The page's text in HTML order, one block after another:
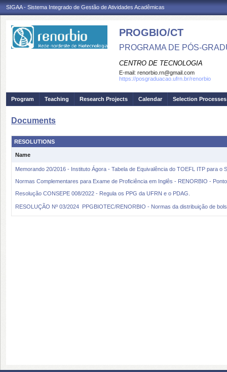
SIGAA - Sistema Integrado de Gestão de Atividades Acadêmicas
PROGBIO/CT
PROGRAMA DE PÓS-
CENTRO DE TECNOLOGIA
E-mail: renorbio.rn@gmail.com
https://posgraduacao.ufrn.br/renorbio
Program Teaching Research Projects Calendar Selection Processes
Documents
RESOLUTIONS
Name
Memorando 20/2016 - Instituto Ágora - Tabela de Equivalência do TOEFL ITP para o
Normas Complementares para Exame de Proficiência em Inglês - RENORBIO -
Resolução CONSEPE 008/2022 - Regula os PPG da UFRN e o PDAG.
RESOLUÇÃO Nº 03/2024  PPGBIOTEC/RENORBIO - Normas da distribuição de